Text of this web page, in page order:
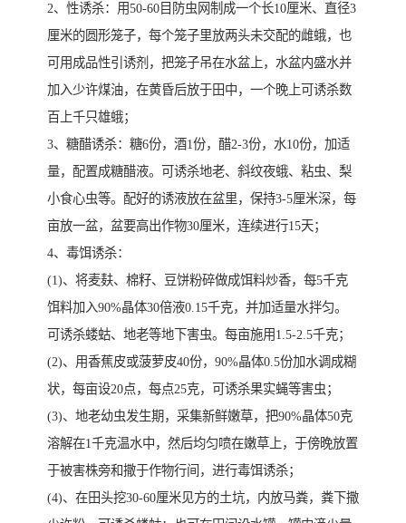
2、性诱杀：用50-60目防虫网制成一个长10厘米、直径3
厘米的圆形笼子，每个笼子里放两头未交配的雌蛾，也
可用成品性引诱剂，把笼子吊在水盆上，水盆内盛水并
加入少许煤油，在黄昏后放于田中，一个晚上可诱杀数
百上千只雄蛾；
3、糖醋诱杀：糖6份，酒1份，醋2-3份，水10份，加适
量，配置成糖醋液。可诱杀地老、斜纹夜蛾、粘虫、梨
小食心虫等。配好的诱液放在盆里，保持3-5厘米深，每
亩放一盆，盆要高出作物30厘米，连续进行15天；
4、毒饵诱杀：
(1)、将麦麸、棉籽、豆饼粉碎做成饵料炒香，每5千克
饵料加入90%晶体30倍液0.15千克，并加适量水拌匀。
可诱杀蝼蛄、地老等地下害虫。每亩施用1.5-2.5千克；
(2)、用香蕉皮或菠萝皮40份，90%晶体0.5份加水调成糊
状，每亩设20点，每点25克，可诱杀果实蝇等害虫；
(3)、地老幼虫发生期，采集新鲜嫩草，把90%晶体50克
溶解在1千克温水中，然后均匀喷在嫩草上，于傍晚放置
于被害株旁和撒于作物行间，进行毒饵诱杀；
(4)、在田头挖30-60厘米见方的土坑，内放马粪，粪下撒